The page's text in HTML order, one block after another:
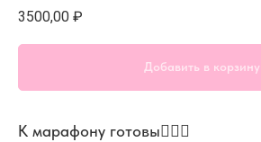
3500,00 ₽
Добавить в корзину
К марафону готовы🏃🏻‍♂️